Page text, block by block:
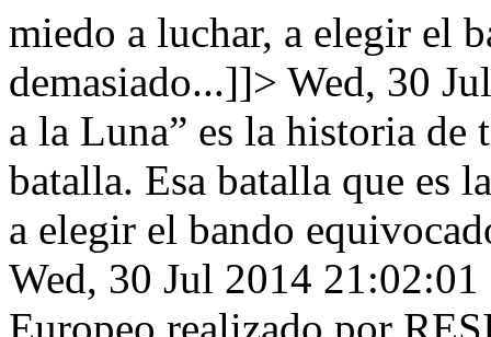
miedo a luchar, a elegir el
demasiado...]]> Wed, 30
a la Luna” es la historia de
batalla. Esa batalla que es
a elegir el bando
Wed, 30 Jul 2014